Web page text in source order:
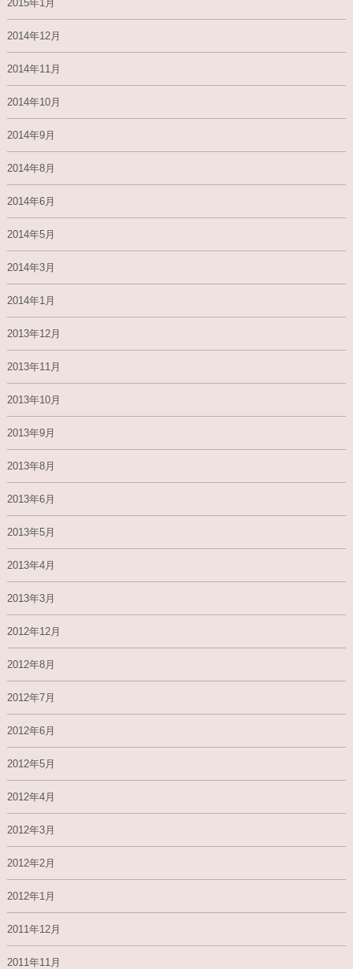
2015年1月
2014年12月
2014年11月
2014年10月
2014年9月
2014年8月
2014年6月
2014年5月
2014年3月
2014年1月
2013年12月
2013年11月
2013年10月
2013年9月
2013年8月
2013年6月
2013年5月
2013年4月
2013年3月
2012年12月
2012年8月
2012年7月
2012年6月
2012年5月
2012年4月
2012年3月
2012年2月
2012年1月
2011年12月
2011年11月